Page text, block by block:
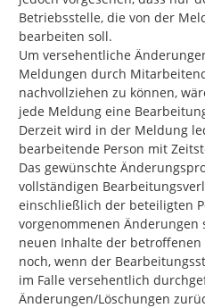
Betriebsstelle, die von der
bearbeiten soll.
Um versehentliche
Meldungen durch
nachvollziehen zu können,
jede Meldung eine
Derzeit wird in der Meldung
bearbeitende Person mit
Das gewünschte
vollständigen
einschließlich der beteiligten
vorgenommenen
neuen Inhalte der betroffenen
noch, wenn der
im Falle versehentlich
Änderungen/Löschungen